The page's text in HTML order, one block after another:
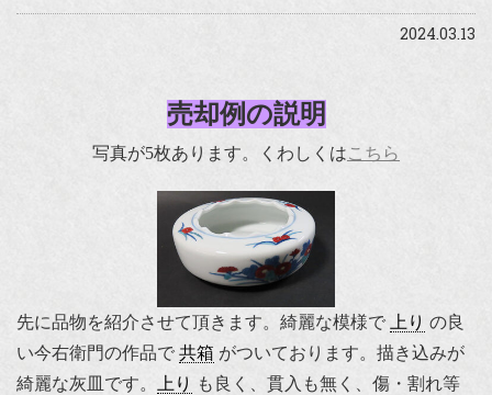
2024.03.13
売却例の説明
写真が5枚あります。くわしくはこちら
先に品物を紹介させて頂きます。綺麗な模様で 上り の良
い今右衛門の作品で 共箱 がついております。描き込みが
綺麗な灰皿です。
上り
も良く、貫入も無く、傷・割れ等